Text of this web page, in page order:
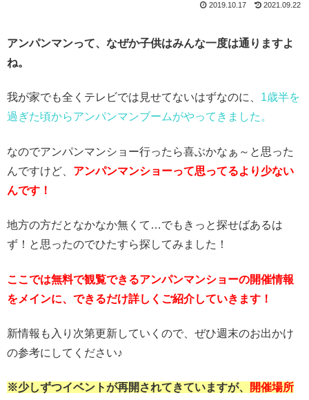
2019.10.17 2021.09.22
アンパンマンって、なぜか子供はみんな一度は通りますよ
ね。
我が家でも全くテレビでは見せてないはずなのに、 1歳半を
過ぎた頃からアンパンマンブームがやってきました。
なのでアンパンマンショー行ったら喜ぶかなぁ～と思った
んですけど、 アンパンマンショーって思ってるより少ない
んです！
地方の方だとなかなか無くて…でもきっと探せばあるは
ず！と思ったのでひたすら探してみました！
ここでは無料で観覧できるアンパンマンショーの開催情報
をメインに、できるだけ詳しくご紹介していきます！
新情報も入り次第更新していくので、ぜひ週末のお出かけ
の参考にしてください♪
※少しずつイベントが再開されてきていますが、
開催場所